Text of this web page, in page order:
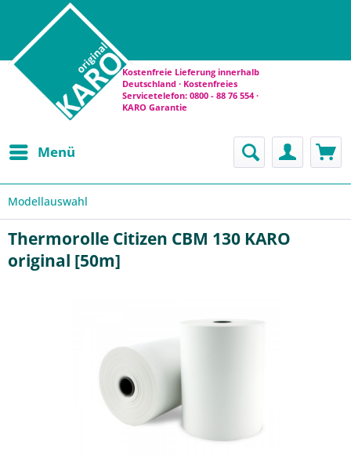
Kostenfreie Lieferung innerhalb
Deutschland · Kostenfreies
Servicetelefon: 0800 - 88 76 554 ·
KARO Garantie
Menü
Modellauswahl
Thermorolle Citizen CBM 130 KARO
original [50m]